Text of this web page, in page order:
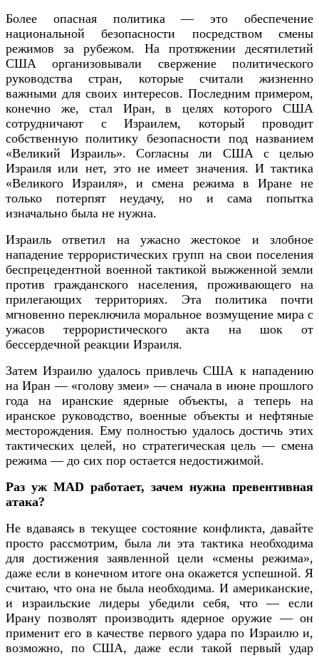
Более опасная политика — это обеспечение
национальной безопасности посредством смены
режимов за рубежом. На протяжении десятилетий
США организовывали свержение политического
руководства стран, которые считали жизненно
важными для своих интересов. Последним примером,
конечно же, стал Иран, в целях которого США
сотрудничают с Израилем, который проводит
собственную политику безопасности под названием
«Великий Израиль». Согласны ли США с целью
Израиля или нет, это не имеет значения. И тактика
«Великого Израиля», и смена режима в Иране не
только потерпят неудачу, но и сама попытка
изначально была не нужна.
Израиль ответил на ужасно жестокое и злобное
нападение террористических групп на свои поселения
беспрецедентной военной тактикой выжженной земли
против гражданского населения, проживающего на
прилегающих территориях. Эта политика почти
мгновенно переключила моральное возмущение мира с
ужасов террористического акта на шок от
бессердечной реакции Израиля.
Затем Израилю удалось привлечь США к нападению
на Иран — «голову змеи» — сначала в июне прошлого
года на иранские ядерные объекты, а теперь на
иранское руководство, военные объекты и нефтяные
месторождения. Ему полностью удалось достичь этих
тактических целей, но стратегическая цель — смена
режима — до сих пор остается недостижимой.
Раз уж MAD работает, зачем нужна превентивная
атака?
Не вдаваясь в текущее состояние конфликта, давайте
просто рассмотрим, была ли эта тактика необходима
для достижения заявленной цели «смены режима»,
даже если в конечном итоге она окажется успешной. Я
считаю, что она не была необходима. И американские,
и израильские лидеры убедили себя, что — если
Ирану позволят производить ядерное оружие — он
применит его в качестве первого удара по Израилю и,
возможно, по США, даже если такой первый удар